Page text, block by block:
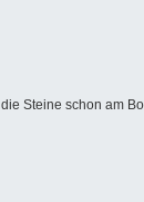
Steine schon am